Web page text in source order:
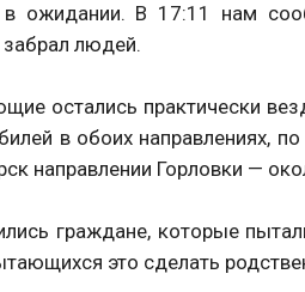
в ожидании. В 17:11 нам
забрал людей.
остались практически
в обоих направлениях,
направлении Горловки —
граждане, которые
это сделать